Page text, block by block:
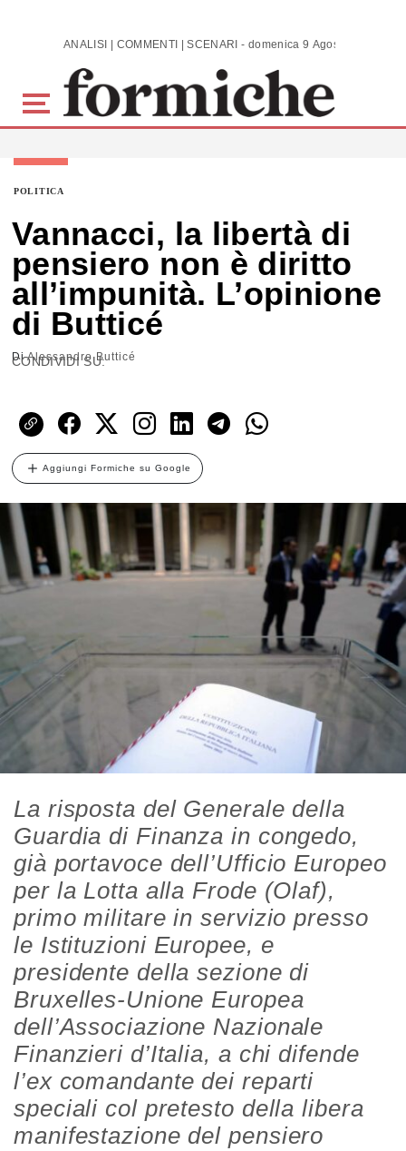
Skip to main content ANALISI | COMMENTI | SCENARI - domenica 9 Agosto 2026
POLITICA
Vannacci, la libertà di
pensiero non è diritto
all’impunità. L’opinione
di Butticé
DiAlessandro Butticé
CONDIVIDI SU:
Aggiungi Formiche su Google
La risposta del Generale della
Guardia di Finanza in congedo,
già portavoce dell’Ufficio Europeo
per la Lotta alla Frode (Olaf),
primo militare in servizio presso
le Istituzioni Europee, e
presidente della sezione di
Bruxelles-Unione Europea
dell’Associazione Nazionale
Finanzieri d’Italia, a chi difende
l’ex comandante dei reparti
speciali col pretesto della libera
manifestazione del pensiero